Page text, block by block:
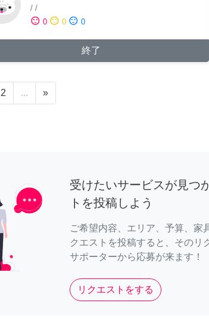
/ /
sentiment_satisfied 0 sentiment_neutral 0 sentiment_dissatisfied 0
終了
2 ... »
受けたいサービスが見つ
トを投稿しよう
ご希望内容、エリア、予算、家
クエストを投稿すると、そのリ
サポーターから応募が来ます！
リクエストをする